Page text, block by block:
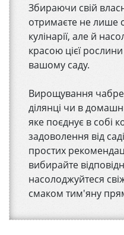
Збираючи свій
отримаєте не лише
кулінарії, але й
красою цієї
вашому саду.
Вирощування
ділянці чи в
яке поєднує в собі
задоволення від
простих
вибирайте
насолоджуйтеся
смаком тим'яну